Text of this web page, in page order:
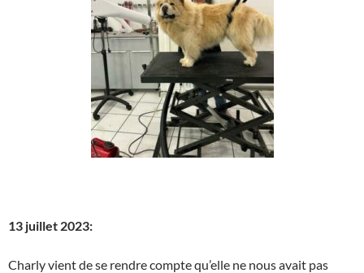
13 juillet 2023:
Charly vient de se rendre compte qu’elle ne nous avait pas